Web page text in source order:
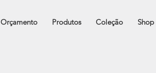
Orçamento Produtos Coleção Shop